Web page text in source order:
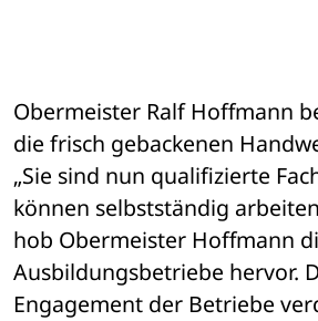
Obermeister Ralf Hoffmann
die frisch gebackenen
„Sie sind nun qualifizierte
können selbstständig
hob Obermeister Hoffmann
Ausbildungsbetriebe hervor.
Engagement der Betriebe